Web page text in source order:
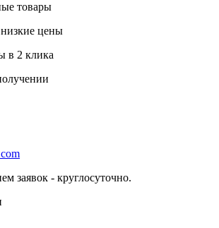
товары
цены
в 2 клика
заявок - круглосуточно.